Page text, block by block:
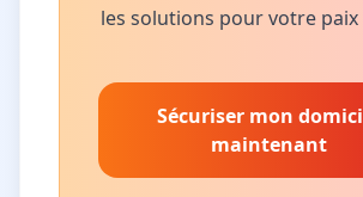
les solutions pour votre
Sécuriser mon
maintenant